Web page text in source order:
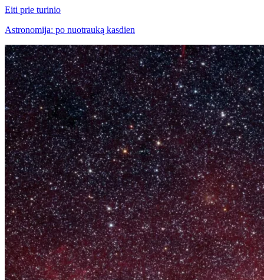
Eiti prie turinio
Astronomija: po nuotrauką kasdien